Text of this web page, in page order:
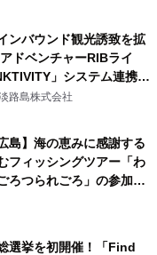
開されます
ンバウンド観光誘致を拡
ドベンチャーRIBライ
」システム連携を
路島株式会社
島】海の恵みに感謝する
フィッシングツアー「わ
ろつられごろ」の参加小
選挙を初開催！「Find